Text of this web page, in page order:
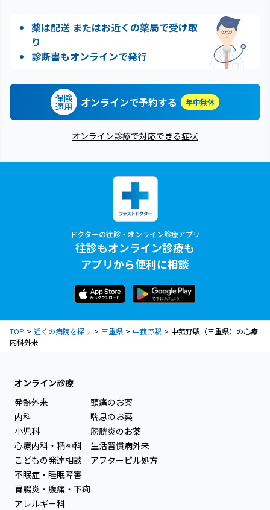
薬は配送 またはお近くの薬局で受け取
り
診断書もオンラインで発行
保険
適用 オンラインで予約する 年中無休
オンライン診療で対応できる症状
ドクターの往診・オンライン診療アプリ
往診もオンライン診療も
アプリから便利に相談
TOP 近くの病院を探す 三重県 中菰野駅
中菰野駅（三重県）の心療
内科外来
オンライン診療
発熱外来
内科
小児科
心療内科・精神科
こどもの発達相談
不眠症・睡眠障害
胃腸炎・腹痛・下痢
アレルギー科
頭痛のお薬
喘息のお薬
膀胱炎のお薬
生活習慣病外来
アフターピル処方